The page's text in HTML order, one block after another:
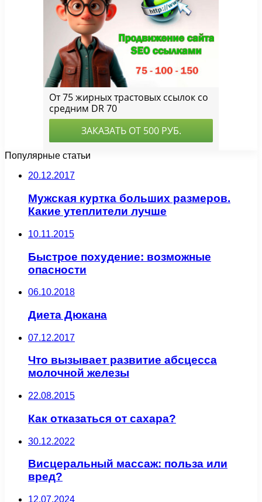
Популярные статьи
20.12.2017
Мужская куртка больших размеров.
Какие утеплители лучше
10.11.2015
Быстрое похудение: возможные
опасности
06.10.2018
Диета Дюкана
07.12.2017
Что вызывает развитие абсцесса
молочной железы
22.08.2015
Как отказаться от сахара?
30.12.2022
Висцеральный массаж: польза или
вред?
12.07.2024